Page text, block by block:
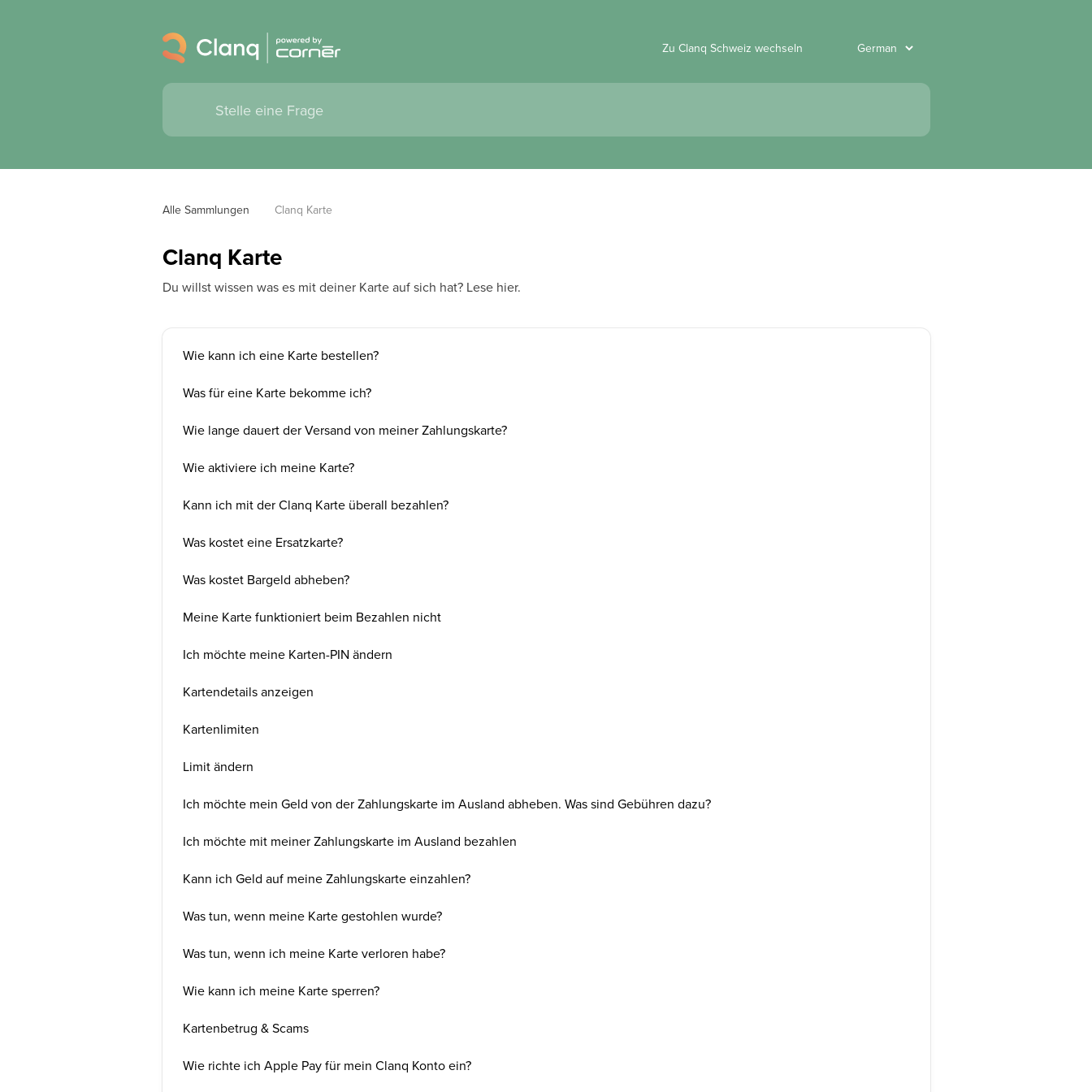
Zu Clanq Schweiz wechseln
Alle Sammlungen Clanq Karte
Clanq Karte
Du willst wissen was es mit deiner Karte auf sich hat? Lese hier.
Wie kann ich eine Karte bestellen?
Was für eine Karte bekomme ich?
Wie lange dauert der Versand von meiner Zahlungskarte?
Wie aktiviere ich meine Karte?
Kann ich mit der Clanq Karte überall bezahlen?
Was kostet eine Ersatzkarte?
Was kostet Bargeld abheben?
Meine Karte funktioniert beim Bezahlen nicht
Ich möchte meine Karten-PIN ändern
Kartendetails anzeigen
Kartenlimiten
Limit ändern
Ich möchte mein Geld von der Zahlungskarte im Ausland abheben. Was sind Gebühren dazu?
Ich möchte mit meiner Zahlungskarte im Ausland bezahlen
Kann ich Geld auf meine Zahlungskarte einzahlen?
Was tun, wenn meine Karte gestohlen wurde?
Was tun, wenn ich meine Karte verloren habe?
Wie kann ich meine Karte sperren?
Kartenbetrug & Scams
Wie richte ich Apple Pay für mein Clanq Konto ein?